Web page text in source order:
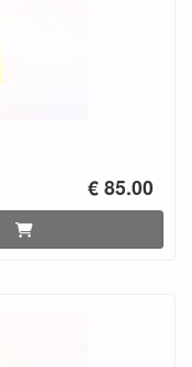
€ 85.00